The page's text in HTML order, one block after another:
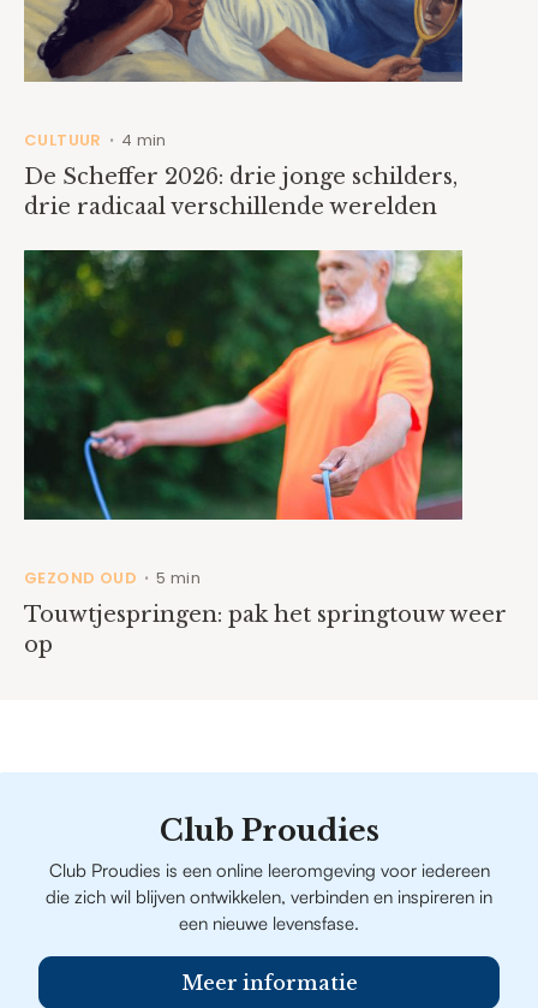
CULTUUR • 4 min
De Scheffer 2026: drie jonge schilders,
drie radicaal verschillende werelden
GEZOND OUD • 5 min
Touwtjespringen: pak het springtouw weer
op
Club Proudies
Club Proudies is een online leeromgeving voor iedereen
die zich wil blijven ontwikkelen, verbinden en inspireren in
een nieuwe levensfase.
Meer informatie